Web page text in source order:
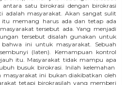
satu birokrasi dengan birokrasi
masyarakat. Akan sangat sulit
memang harus ada dan tetap ada
tersebut ada. Yang menjadi
tersebut disalah gunakan untuk
ini untuk masyarakat. Sebuah
(laten). Kemampuan kontrol
itu. Masyarakat tidak mampu apa
busuk birokrasi. Inilah kelemahan
masyarakat ini bukan diakibatkan oleh
tetapi birokrasilah yang memberi